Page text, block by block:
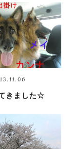
きました☆